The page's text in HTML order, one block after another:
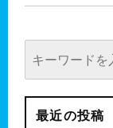
最近の投稿